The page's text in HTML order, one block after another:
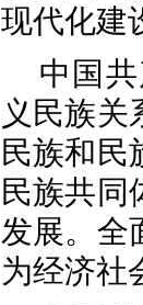
现代化建
中国
义民族关
民族和民
民族共同
发展。全
为经济社